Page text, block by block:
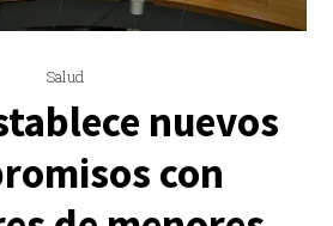
Salud
nuevos
con